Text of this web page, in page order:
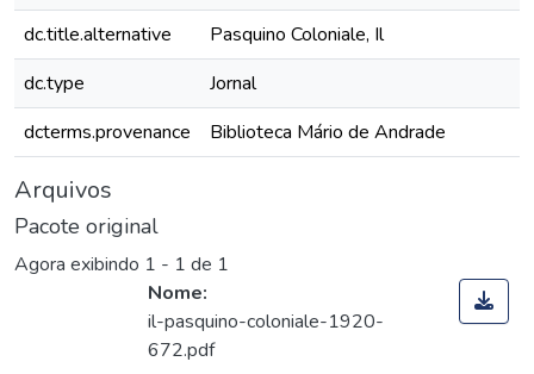
dc.title.alternative
Pasquino Coloniale, Il
dc.type
Jornal
dcterms.provenance
Biblioteca Mário de Andrade
Arquivos
Pacote original
Agora exibindo 1 - 1 de 1
Nome:
il-pasquino-coloniale-1920-
672.pdf